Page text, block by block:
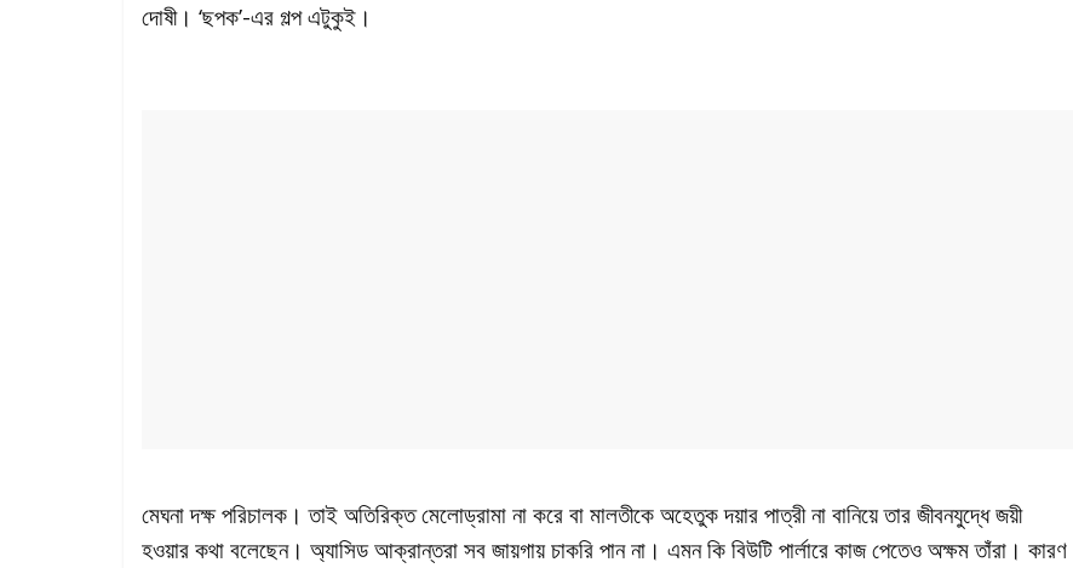
দোষী। ‘ছপক’-এর গল্প এটুকুই।
মেঘনা দক্ষ পরিচালক। তাই অতিরিক্ত মেলোড্রামা না করে বা মালতীকে অহেতুক দয়ার পাত্রী না বানিয়ে তার জীবনযুদ্ধে জয়ী
হওয়ার কথা বলেছেন। অ্যাসিড আক্রান্তরা সব জায়গায় চাকরি পান না। এমন কি বিউটি পার্লারে কাজ পেতেও অক্ষম তাঁরা। কারণ